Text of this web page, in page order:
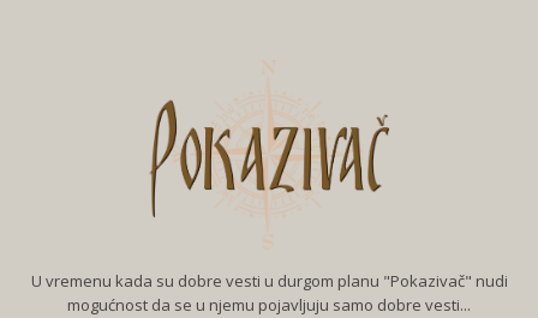
U vremenu kada su dobre vesti u durgom planu "Pokazivač" nudi
mogućnost da se u njemu pojavljuju samo dobre vesti...